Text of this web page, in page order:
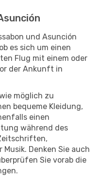
und Asunción
es sich um einen
Flug mit einem oder
der Ankunft in
möglich zu
bequeme Kleidung,
einen
während des
Denken Sie auch
Sie vorab die